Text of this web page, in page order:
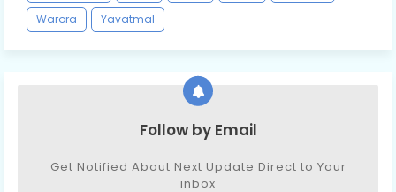
Warora
Yavatmal
Follow by Email
Get Notified About Next Update Direct to Your
inbox